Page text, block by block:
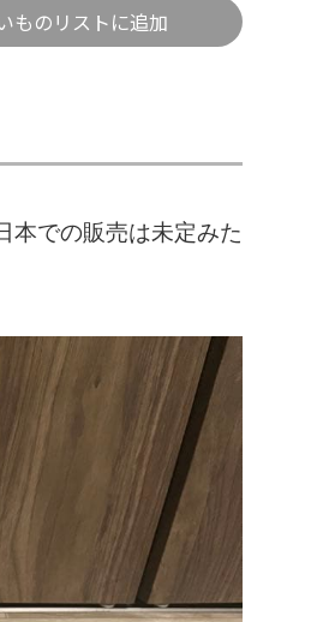
ものリストに追加
本での販売は未定みた